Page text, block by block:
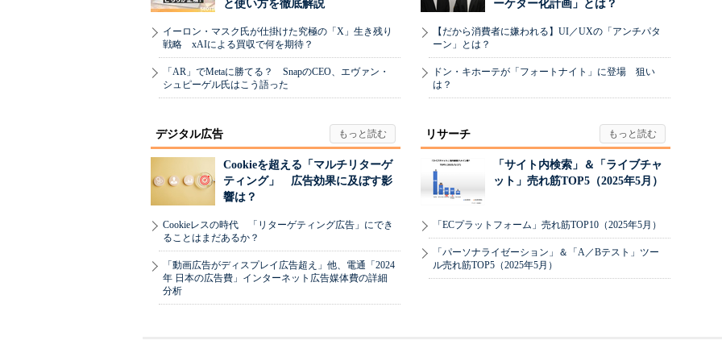
と使い方を徹底解説
イーロン・マスク氏が仕掛けた究極の「X」生き残り
戦略 xAIによる買収で何を期待？
「AR」でMetaに勝てる？ SnapのCEO、エヴァン・
シュピーゲル氏はこう語った
ーケター化計画」とは？
【だから消費者に嫌われる】UI／UXの「アンチパタ
ーン」とは？
ドン・キホーテが「フォートナイト」に登場 狙い
は？
デジタル広告
Cookieを超える「マルチリターゲ
ティング」 広告効果に及ぼす影
響は？
Cookieレスの時代 「リターゲティング広告」にでき
ることはまだあるか？
「動画広告がディスプレイ広告超え」他、電通「2024
年 日本の広告費」インターネット広告媒体費の詳細
分析
リサーチ
「サイト内検索」＆「ライブチャ
ット」売れ筋TOP5（2025年5月）
「ECプラットフォーム」売れ筋TOP10（2025年5月）
「パーソナライゼーション」＆「A／Bテスト」ツー
ル売れ筋TOP5（2025年5月）